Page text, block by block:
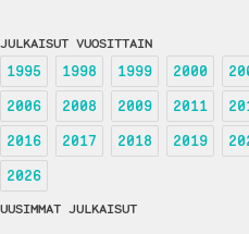
JULKAISUT VUOSITTAIN
1995 1998 1999 2000
2006
2008 2009 2011
2016
2017 2018 2019
2026
UUSIMMAT JULKAISUT